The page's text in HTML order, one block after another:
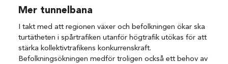
Mer tunnelbana
I takt med att regionen växer och befolkningen ökar ska
turtätheten i spårtrafiken utanför högtrafik utökas för att
stärka kollektivtrafikens konkurrenskraft.
Befolkningsökningen medför troligen också ett behov av